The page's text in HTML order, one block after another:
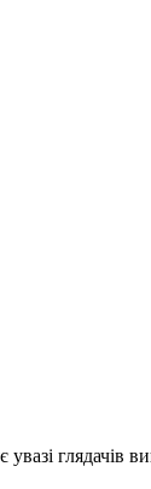
глядачів